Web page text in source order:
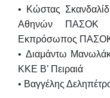
•
Κώστας
Αθηνών ΠΑΣΟΚ –
Εκπρόσωπος
• Διαμάντω
ΚΚΕ Β’ Πειραιά
• Βαγγέλης